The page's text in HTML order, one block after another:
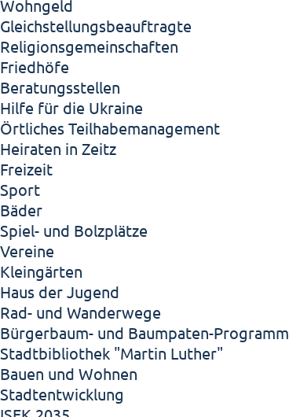
Wohngeld
Gleichstellungsbeauftragte
Religionsgemeinschaften
Friedhöfe
Beratungsstellen
Hilfe für die Ukraine
Örtliches Teilhabemanagement
Heiraten in Zeitz
Freizeit
Sport
Bäder
Spiel- und Bolzplätze
Vereine
Kleingärten
Haus der Jugend
Rad- und Wanderwege
Bürgerbaum- und Baumpaten-Programm
Stadtbibliothek "Martin Luther"
Bauen und Wohnen
Stadtentwicklung